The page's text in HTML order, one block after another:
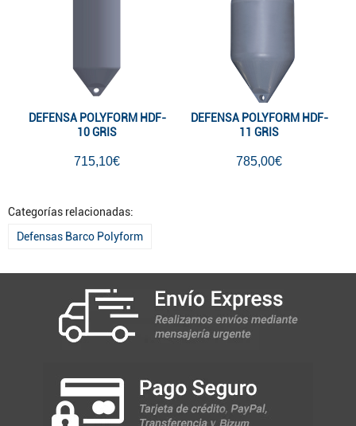
DEFENSA POLYFORM HDF-
10 GRIS
715,10€
DEFENSA POLYFORM HDF-
11 GRIS
785,00€
Categorías relacionadas:
Defensas Barco Polyform